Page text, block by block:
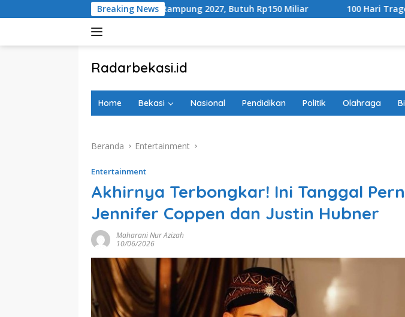
ke
Breaking News
Ditarget Rampung 2027, Butuh Rp150 Miliar 100 Hari Tragedi Kecelakaan Kereta
Radarbekasi.id
Bekasi
Home Bekasi Nasional Pendidikan Politik Olahraga
Beranda Entertainment
Entertainment
Akhirnya Terbongkar! Ini Tanggal
Jennifer Coppen dan Justin Hubner
Maharani Nur Azizah
10/06/2026